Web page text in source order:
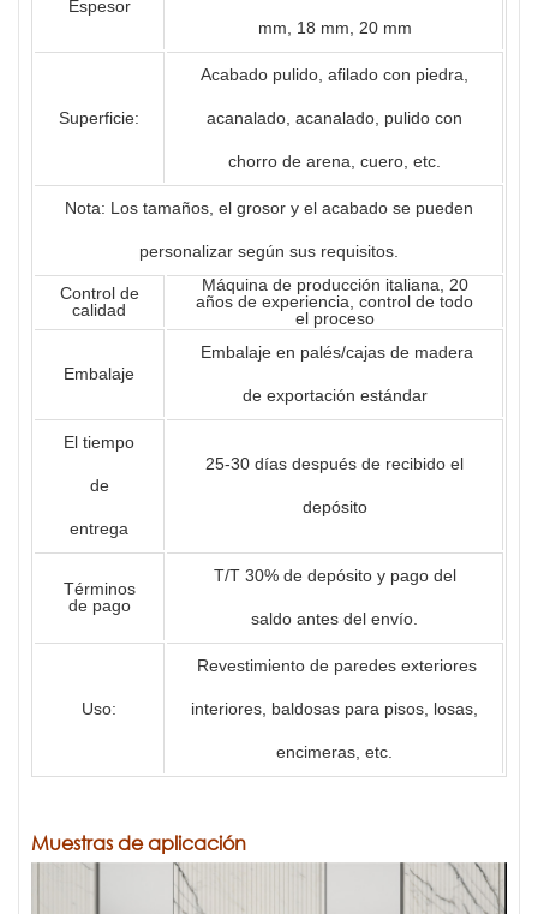
Espesor
mm, 18 mm, 20 mm
Superficie:
Acabado pulido, afilado con piedra,
acanalado, acanalado, pulido con
chorro de arena, cuero, etc.
Nota: Los tamaños, el grosor y el acabado se pueden
personalizar según sus requisitos.
Control de
calidad
Máquina de producción italiana, 20
años de experiencia, control de todo
el proceso
Embalaje
Embalaje en palés/cajas de madera
de exportación estándar
El tiempo
de
entrega
25-30 días después de recibido el
depósito
Términos
de pago
T/T 30% de depósito y pago del
saldo antes del envío.
Uso:
Revestimiento de paredes exteriores
interiores, baldosas para pisos, losas,
encimeras, etc.
Muestras de aplicación